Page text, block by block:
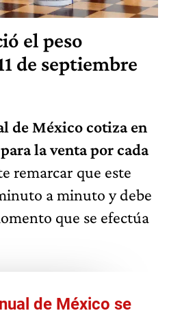
el peso
de septiembre
de México cotiza en
la venta por cada
remarcar que este
a minuto y debe
que se efectúa
de México se